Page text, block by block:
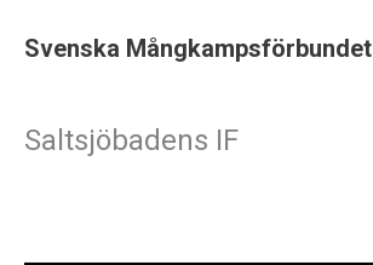
innehåll
Svenska Mångkampsförbundet
Saltsjöbadens IF